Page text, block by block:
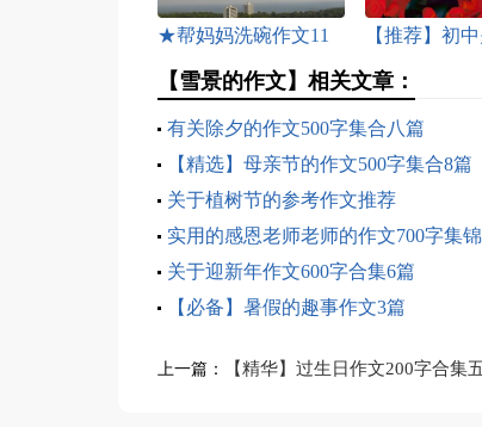
★帮妈妈洗碗作文11
篇
【推荐】初
文500字4篇
【雪景的作文】相关文章：
有关除夕的作文500字集合八篇
【精选】母亲节的作文500字集合8篇
关于植树节的参考作文推荐
实用的感恩老师老师的作文700字集
关于迎新年作文600字合集6篇
【必备】暑假的趣事作文3篇
上一篇： 【精华】过生日作文200字合集